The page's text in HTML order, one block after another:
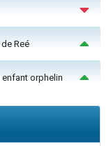
Reé
enfant orphelin